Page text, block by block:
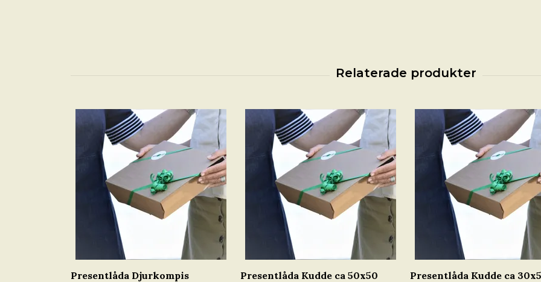
Presentlåda Djurkompis Presentlåda Kudde ca 50x50 Presentlåda Kudde ca